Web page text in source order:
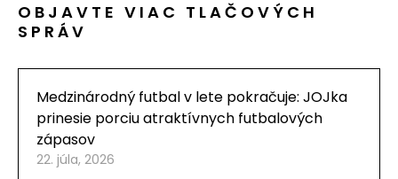
OBJAVTE VIAC TLAČOVÝCH
SPRÁV
Medzinárodný futbal v lete pokračuje: JOJka
prinesie porciu atraktívnych futbalových
zápasov
22. júla, 2026